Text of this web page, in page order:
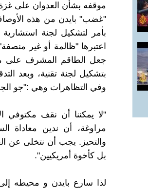
موقفه بشأن العدوان على
"غضب" بايدن من هذه
بأمر لتشكيل لجنة
اعتبرها "ظالمة أو غير
جعل الطاقم المشرف على
بتشكيل لجنة تقنية، وبعد
وفي التظاهرات وهي :"جو
"لا يمكننا أن نقف مكتوفي
مراوغة، أن ندين معاداة
والتحيز. يجب أن نتخلى عن
بل كأخوة أمريكيين".
لذا سارع بايدن و محيطه